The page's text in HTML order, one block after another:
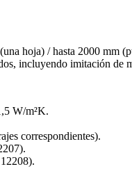
hoja) / hasta 2000 mm
incluyendo imitación de
W/m²K.
correspondientes).